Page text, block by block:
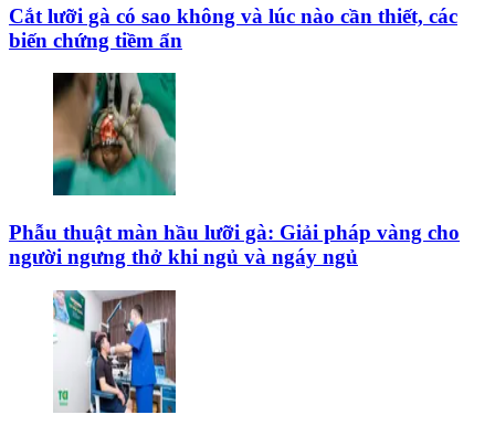
Cắt lưỡi gà có sao không và lúc nào cần thiết, các
biến chứng tiềm ẩn
Phẫu thuật màn hầu lưỡi gà: Giải pháp vàng cho
người ngưng thở khi ngủ và ngáy ngủ